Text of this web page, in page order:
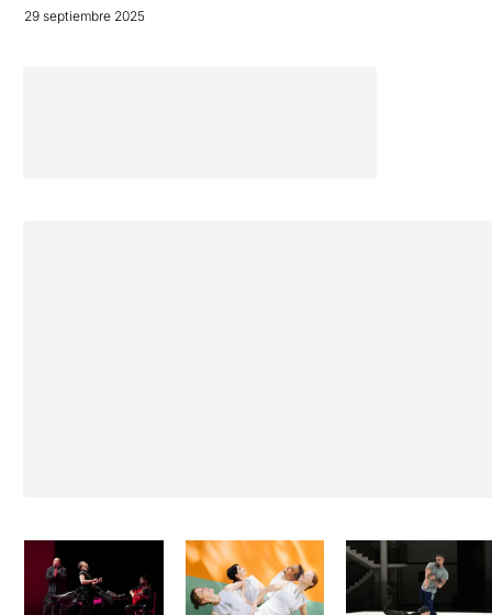
29 septiembre 2025